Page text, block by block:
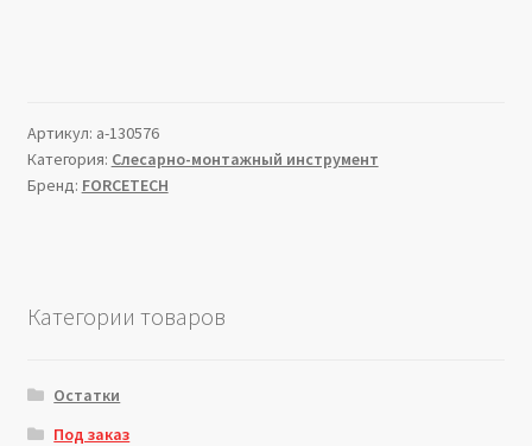
Артикул: a-130576
Категория: Слесарно-монтажный инструмент
Бренд: FORCETECH
Категории товаров
Остатки
Под заказ